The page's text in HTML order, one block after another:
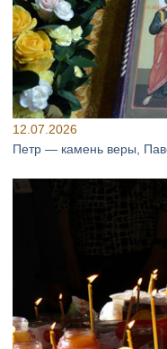
12.07.2026
Петр — камень веры,